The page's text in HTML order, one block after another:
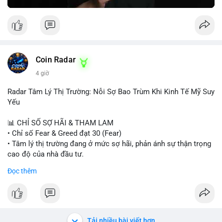
#vlikemarketindex42
Coin Radar
4 giờ
Radar Tâm Lý Thị Trường: Nỗi Sợ Bao Trùm Khi Kinh Tế Mỹ Suy
Yếu
📊 CHỈ SỐ SỢ HÃI & THAM LAM
• Chỉ số Fear & Greed đạt 30 (Fear)
• Tâm lý thị trường đang ở mức sợ hãi, phản ánh sự thận trọng
cao độ của nhà đầu tư.
📈 XU HƯỚNG TÌM KIẾM & THẢO LUẬN
CASHCAT, CRO.
Chainlink, Litecoin.
Đọc thêm